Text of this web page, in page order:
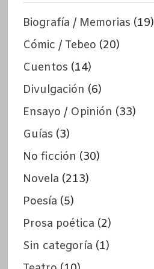
Biografía / Memorias (19)
Cómic / Tebeo (20)
Cuentos (14)
Divulgación (6)
Ensayo / Opinión (33)
Guías (3)
No ficción (30)
Novela (213)
Poesía (5)
Prosa poética (2)
Sin categoría (1)